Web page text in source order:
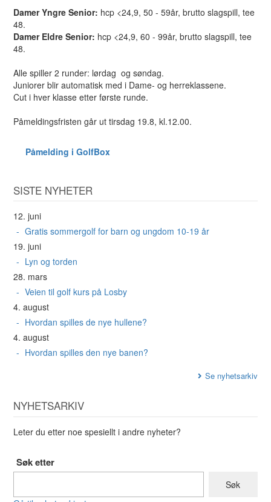
Damer Yngre Senior: hcp <24,9, 50 - 59år, brutto slagspill, tee
48.
Damer Eldre Senior: hcp <24,9, 60 - 99år, brutto slagspill, tee
48.
Alle spiller 2 runder: lørdag og søndag.
Juniorer blir automatisk med i Dame- og herreklassene.
Cut i hver klasse etter første runde.
Påmeldingsfristen går ut tirsdag 19.8, kl.12.00.
Påmelding i GolfBox
SISTE NYHETER
12. juni
Gratis sommergolf for barn og ungdom 10-19 år
19. juni
Lyn og torden
28. mars
Veien til golf kurs på Losby
4. august
Hvordan spilles de nye hullene?
4. august
Hvordan spilles den nye banen?
Se nyhetsarkiv
NYHETSARKIV
Leter du etter noe spesiellt i andre nyheter?
Søk etter